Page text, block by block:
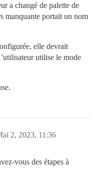
a changé de palette de
manquante portait un nom
elle devrait
utilise le mode
2, 2023, 11:36
vous des étapes à